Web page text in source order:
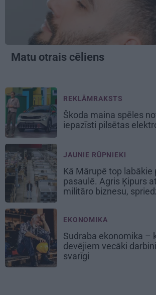
Matu otrais cēliens
REKLĀMRAKSTS
Škoda maina spēles
iepazīsti pilsētas
JAUNIE RŪPNIEKI
Kā Mārupē top labākie
pasaulē. Agris Ķipurs
militāro biznesu,
EKONOMIKA
Sudraba ekonomika –
devējiem vecāki
svarīgi